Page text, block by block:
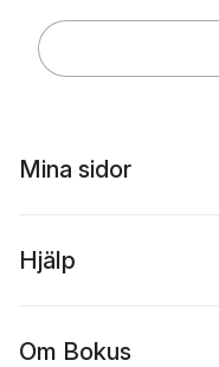
Mina sidor
Hjälp
Om Bokus